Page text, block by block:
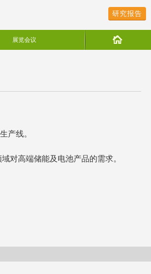
研究报告
展览会议
产线。
对高端储能及电池产品的需求。